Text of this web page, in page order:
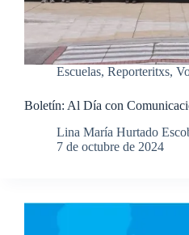
Escuelas, Reporteritxs,
Boletín: Al Día con
Lina María Hurtado
7 de octubre de 2024